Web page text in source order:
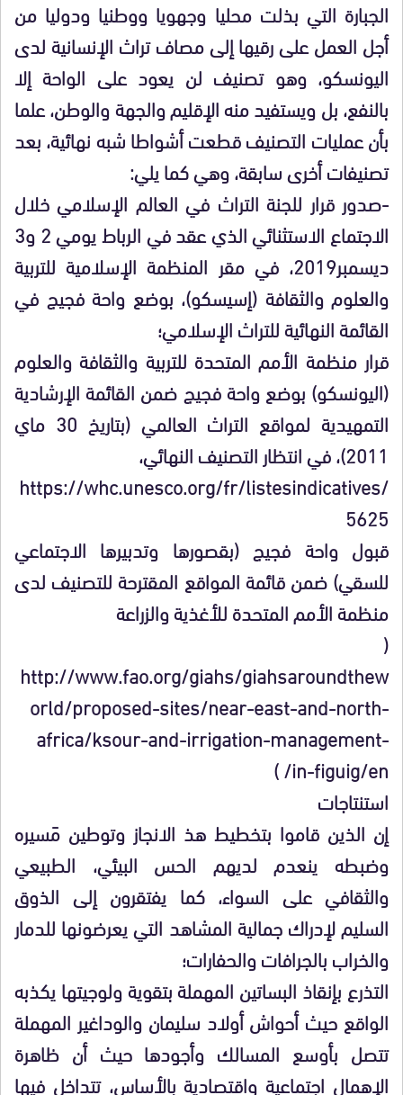
الجبارة التي بذلت محليا وجهويا ووطنيا ودوليا من
أجل العمل على رقيها إلى مصاف تراث الإنسانية لدى
اليونسكو، وهو تصنيف لن يعود على الواحة إلا
بالنفع، بل ويستفيد منه الإقليم والجهة والوطن، علما
بأن عمليات التصنيف قطعت أشواطا شبه نهائية، بعد
تصنيفات أخرى سابقة، وهي كما يلي:
-صدور قرار للجنة التراث في العالم الإسلامي خلال
الاجتماع الاستثنائي الذي عقد في الرباط يومي 2 و3
ديسمبر2019، في مقر المنظمة الإسلامية للتربية
والعلوم والثقافة (إسيسكو)، بوضع واحة فجيج في
القائمة النهائية للتراث الإسلامي؛
قرار منظمة الأمم المتحدة للتربية والثقافة والعلوم
(اليونسكو) بوضع واحة فجيج ضمن القائمة الإرشادية
التمهيدية لمواقع التراث العالمي (بتاريخ 30 ماي
2011)، في انتظار التصنيف النهائي،
https://whc.unesco.org/fr/listesindicatives/
5625
قبول واحة فجيج (بقصورها وتدبيرها الاجتماعي
للسقي) ضمن قائمة المواقع المقترحة للتصنيف لدى
منظمة الأمم المتحدة للأغذية والزراعة
(
http://www.fao.org/giahs/giahsaroundthew
orld/proposed-sites/near-east-and-north-
africa/ksour-and-irrigation-management-
in-figuig/en/ )
استنتاجات
إن الذين قاموا بتخطيط هذ الانجاز وتوطين مَسيره
وضبطه ينعدم لديهم الحس البيئي، الطبيعي
والثقافي على السواء، كما يفتقرون إلى الذوق
السليم لإدراك جمالية المشاهد التي يعرضونها للدمار
والخراب بالجرافات والحفارات؛
التذرع بإنقاذ البساتين المهملة بتقوية ولوجيتها يكذبه
الواقع حيث أحواش أولاد سليمان والوداغير المهملة
تتصل بأوسع المسالك وأجودها حيث أن ظاهرة
الإهمال اجتماعية واقتصادية بالأساس، تتداخل فيها